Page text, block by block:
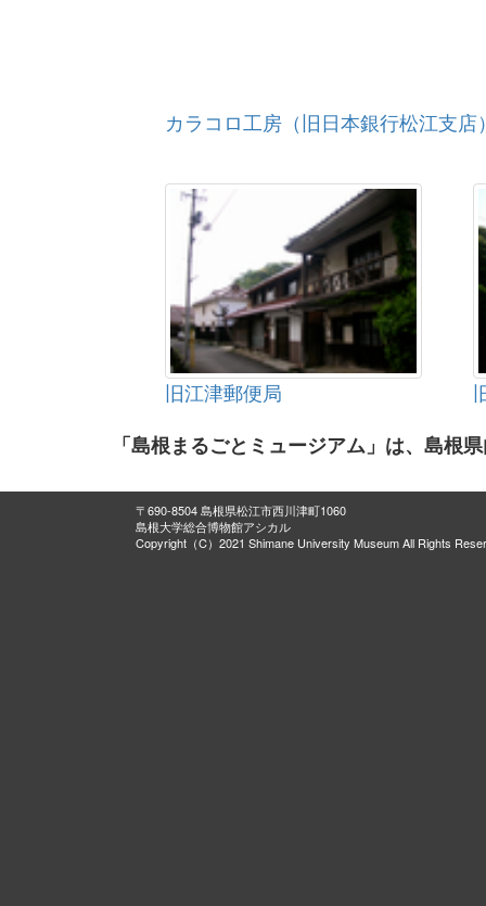
カラコロ工房（旧日本銀行松江支店
旧江津郵便局
「島根まるごとミュージアム」は、島根
〒690-8504 島根県松江市西川津町1060
島根大学総合博物館アシカル
Copyright（C）2021 Shimane University Museum All Rights